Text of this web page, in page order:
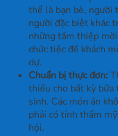
thể là bạn bè, người
người đặc biệt khác
những tấm thiệp
chức tiệc để khách
dự.
Chuẩn bị thực đơn:
thiếu cho bất kỳ bữa
sinh. Các món ăn
phải có tính thẩm
hội.